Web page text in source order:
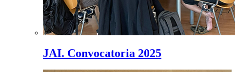
JAI. Convocatoria 2025